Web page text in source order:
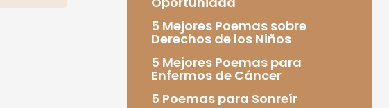
5 Mejores Poemas sobre
Derechos de los Niños
5 Mejores Poemas para
Enfermos de Cáncer
5 Poemas para Sonreír